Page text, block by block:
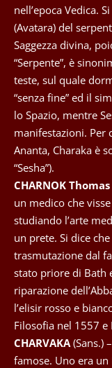
nell’epoca Vedica.
(Avatara) del
Saggezza divina,
“Serpente”, è
teste, sul quale
“senza fine” ed il
lo Spazio, mentre
manifestazioni. Per
Ananta, Charaka è
“Sesha”).
CHARNOK Thomas
un medico che
studiando l’arte
un prete. Si dice
trasmutazione dal
stato priore di Bath
riparazione
l’elisir rosso e
Filosofia nel 1557 e
CHARVAKA (Sans.)
famose. Uno era un